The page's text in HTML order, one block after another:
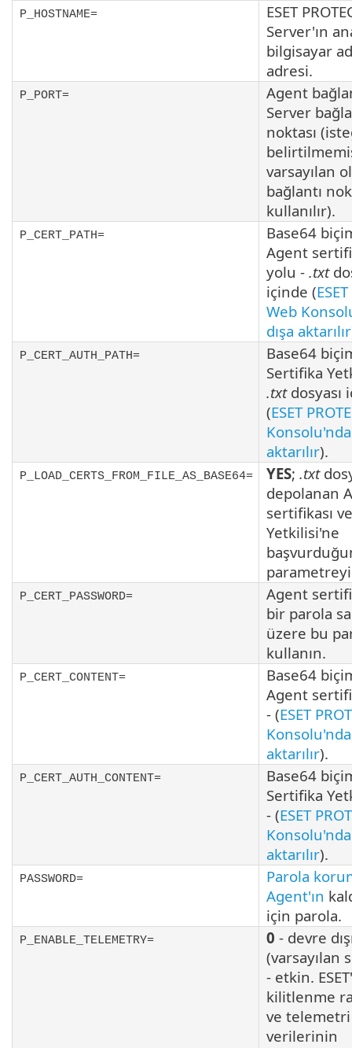
P_HOSTNAME=
ESET
Server'ın
bilgisayar
adresi.
P_PORT=
Agent
Server
noktası
varsayılan
bağlantı
kullanılır).
P_CERT_PATH=
Base64
Agent
yolu - .txt
içinde (
Web
dışa aktarılır
P_CERT_AUTH_PATH=
Base64
Sertifika
.txtdosyası
(ESET
aktarılır).
P_LOAD_CERTS_FROM_FILE_AS_BASE64= YES; .txt
depolanan
sertifikası
Yetkilisi'ne
P_CERT_PASSWORD=
Agent
bir parola
üzere bu
kullanın.
P_CERT_CONTENT=
Base64
Agent
- (ESET
aktarılır).
P_CERT_AUTH_CONTENT=
Base64
Sertifika
- (ESET
aktarılır).
PASSWORD=
Parola
Agent'ın
için parola.
P_ENABLE_TELEMETRY= 0 - devre
(varsayılan
- etkin.
kilitlenme
ve telemetri
verilerinin